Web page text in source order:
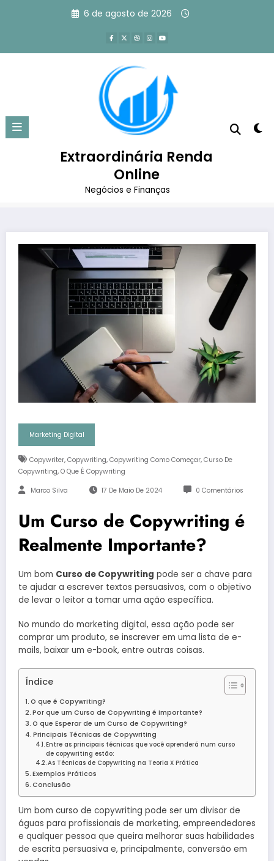
6 de agosto de 2026
Extraordinária Renda
Online
Negócios e Finanças
Um Curso de Copywriting é
Realmente Importante?
Página inicial
Marketing Digital
Um Curso de Copywriting é Realmente Importante?
Marketing Digital
Copywriter, Copywriting, Copywriting Como Começar, Curso De
Copywriting, O Que É Copywriting
Marco Silva 17 De Maio De 2024 0 Comentários
Um Curso de Copywriting é
Realmente Importante?
Um bom Curso de Copywriting pode ser a chave para
te ajudar a escrever textos persuasivos, com o objetivo
de levar o leitor a tomar uma ação específica.
No mundo do marketing digital, essa ação pode ser
comprar um produto, se inscrever em uma lista de e-
mails, baixar um e-book, entre outras coisas.
Índice
O que é Copywriting?
Por que um Curso de Copywriting é Importante?
O que Esperar de um Curso de Copywriting?
Principais Técnicas de Copywriting
Entre as principais técnicas que você aprenderá num curso
de copywriting estão:
As Técnicas de Copywriting na Teoria X Prática
Exemplos Práticos
Conclusão
Um bom curso de copywriting pode ser um divisor de
águas para profissionais de marketing, empreendedores
e qualquer pessoa que queira melhorar suas habilidades
de escrita persuasiva e, principalmente, conversão em